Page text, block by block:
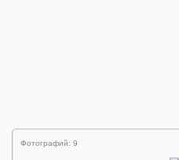
Фотографий: 9